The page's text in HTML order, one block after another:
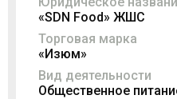
«SDN Food» ЖШС
Торговая марка
«Изюм»
Вид деятельности
Общественное